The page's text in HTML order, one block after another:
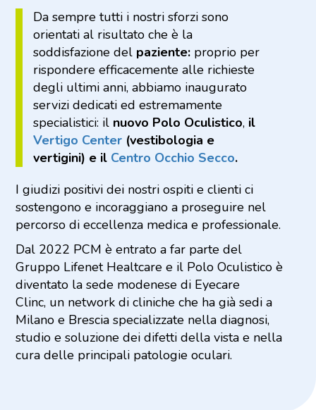
Da sempre tutti i nostri sforzi sono
orientati al risultato che è la
soddisfazione del paziente: proprio per
rispondere efficacemente alle richieste
degli ultimi anni, abbiamo inaugurato
servizi dedicati ed estremamente
specialistici: il nuovo Polo Oculistico, il
Vertigo Center (vestibologia e
vertigini) e il Centro Occhio Secco.
I giudizi positivi dei nostri ospiti e clienti ci
sostengono e incoraggiano a proseguire nel
percorso di eccellenza medica e professionale.
Dal 2022 PCM è entrato a far parte del
Gruppo Lifenet Healtcare e il Polo Oculistico è
diventato la sede modenese di Eyecare
Clinc, un network di cliniche che ha già sedi a
Milano e Brescia specializzate nella diagnosi,
studio e soluzione dei difetti della vista e nella
cura delle principali patologie oculari.